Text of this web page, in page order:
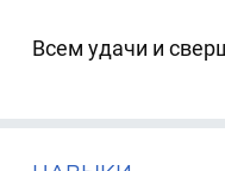
Всем удачи и